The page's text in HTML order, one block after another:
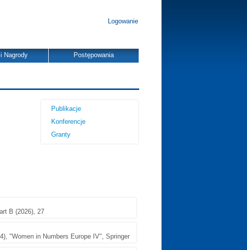
Logowanie
Nagrody Postępowania
Publikacje
Konferencje
Granty
B (2026), 27
"Women in Numbers Europe IV", Springer